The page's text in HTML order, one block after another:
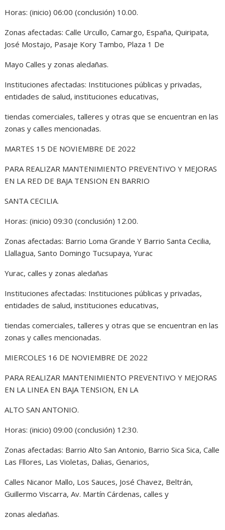
Horas: (inicio) 06:00 (conclusión) 10.00.
Zonas afectadas: Calle Urcullo, Camargo, España, Quiripata,
José Mostajo, Pasaje Kory Tambo, Plaza 1 De
Mayo Calles y zonas aledañas.
Instituciones afectadas: Instituciones públicas y privadas,
entidades de salud, instituciones educativas,
tiendas comerciales, talleres y otras que se encuentran en las
zonas y calles mencionadas.
MARTES 15 DE NOVIEMBRE DE 2022
PARA REALIZAR MANTENIMIENTO PREVENTIVO Y MEJORAS
EN LA RED DE BAJA TENSION EN BARRIO
SANTA CECILIA.
Horas: (inicio) 09:30 (conclusión) 12.00.
Zonas afectadas: Barrio Loma Grande Y Barrio Santa Cecilia,
Llallagua, Santo Domingo Tucsupaya, Yurac
Yurac, calles y zonas aledañas
Instituciones afectadas: Instituciones públicas y privadas,
entidades de salud, instituciones educativas,
tiendas comerciales, talleres y otras que se encuentran en las
zonas y calles mencionadas.
MIERCOLES 16 DE NOVIEMBRE DE 2022
PARA REALIZAR MANTENIMIENTO PREVENTIVO Y MEJORAS
EN LA LINEA EN BAJA TENSION, EN LA
ALTO SAN ANTONIO.
Horas: (inicio) 09:00 (conclusión) 12:30.
Zonas afectadas: Barrio Alto San Antonio, Barrio Sica Sica, Calle
Las Fllores, Las Violetas, Dalias, Genarios,
Calles Nicanor Mallo, Los Sauces, José Chavez, Beltrán,
Guillermo Viscarra, Av. Martín Cárdenas, calles y
zonas aledañas.